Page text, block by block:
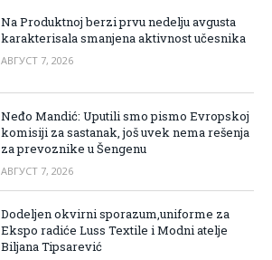
Na Produktnoj berzi prvu nedelju avgusta
karakterisala smanjena aktivnost učesnika
АВГУСТ 7, 2026
Neđo Mandić: Uputili smo pismo Evropskoj
komisiji za sastanak, još uvek nema rešenja
za prevoznike u Šengenu
АВГУСТ 7, 2026
Dodeljen okvirni sporazum,uniforme za
Ekspo radiće Luss Textile i Modni atelje
Biljana Tipsarević